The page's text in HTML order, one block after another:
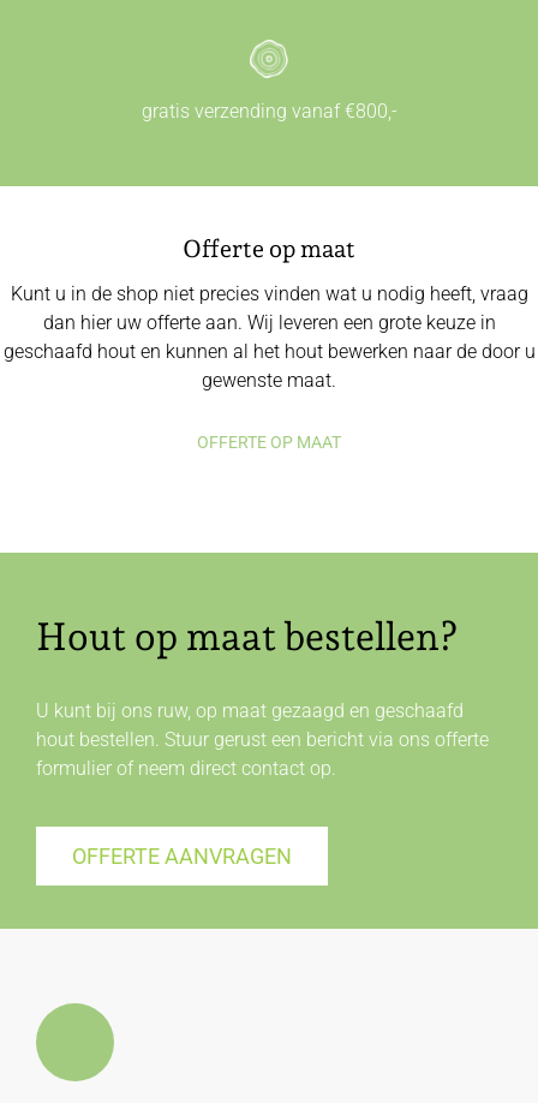
gratis verzending vanaf €800,-
Offerte op maat
Kunt u in de shop niet precies vinden wat u nodig heeft, vraag
dan hier uw offerte aan. Wij leveren een grote keuze in
geschaafd hout en kunnen al het hout bewerken naar de door u
gewenste maat.
OFFERTE OP MAAT
Hout op maat bestellen?
U kunt bij ons ruw, op maat gezaagd en geschaafd
hout bestellen. Stuur gerust een bericht via ons offerte
formulier of neem direct contactop.
OFFERTE AANVRAGEN